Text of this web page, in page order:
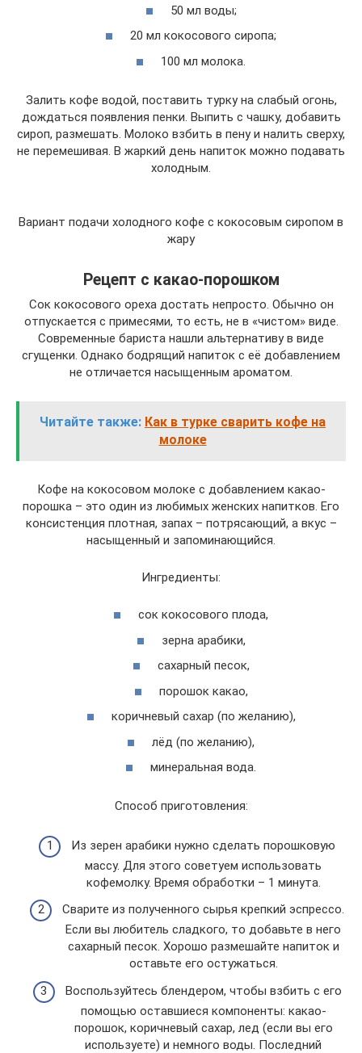
50 мл воды;
20 мл кокосового сиропа;
100 мл молока.
Залить кофе водой, поставить турку на слабый огонь,
дождаться появления пенки. Выпить с чашку, добавить
сироп, размешать. Молоко взбить в пену и налить сверху,
не перемешивая. В жаркий день напиток можно подавать
холодным.
Вариант подачи холодного кофе с кокосовым сиропом в
жару
Рецепт с какао-порошком
Сок кокосового ореха достать непросто. Обычно он
отпускается с примесями, то есть, не в «чистом» виде.
Современные бариста нашли альтернативу в виде
сгущенки. Однако бодрящий напиток с её добавлением
не отличается насыщенным ароматом.
Читайте также: Как в турке сварить кофе на
молоке
Кофе на кокосовом молоке с добавлением какао-
порошка – это один из любимых женских напитков. Его
консистенция плотная, запах – потрясающий, а вкус –
насыщенный и запоминающийся.
Ингредиенты:
сок кокосового плода,
зерна арабики,
сахарный песок,
порошок какао,
коричневый сахар (по желанию),
лёд (по желанию),
минеральная вода.
Способ приготовления:
Из зерен арабики нужно сделать порошковую
массу. Для этого советуем использовать
кофемолку. Время обработки – 1 минута.
Сварите из полученного сырья крепкий эспрессо.
Если вы любитель сладкого, то добавьте в него
сахарный песок. Хорошо размешайте напиток и
оставьте его остужаться.
Воспользуйтесь блендером, чтобы взбить с его
помощью оставшиеся компоненты: какао-
порошок, коричневый сахар, лед (если вы его
используете) и немного воды. Последний